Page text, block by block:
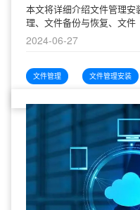
本文将详细介绍文件管理
理、文件备份与恢复、文件
2024-06-27
文件管理 文件管理安装